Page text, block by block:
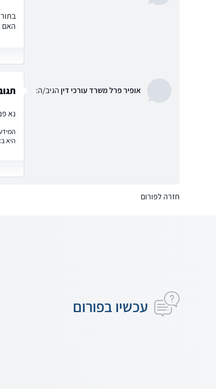
האם
אופיר פרל משרד עורכי דין הגיב/ה:
נא
היא
חזרה לפורום
עכשיו בפורום